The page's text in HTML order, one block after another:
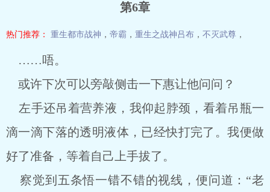
第6章
热门推荐： 重生都市战神 ， 帝霸 ， 重生之战神吕布 ， 不灭武尊 ，
……唔。
或许下次可以旁敲侧击一下惠让他问问？
左手还吊着营养液，我仰起脖颈，看着吊瓶一
滴一滴下落的透明液体，已经快打完了。我便做
好了准备，等着自己上手拔了。
察觉到五条悟一错不错的视线，便问道：“老